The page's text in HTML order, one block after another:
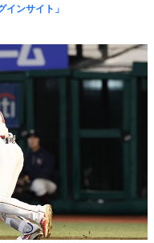
インサイト」